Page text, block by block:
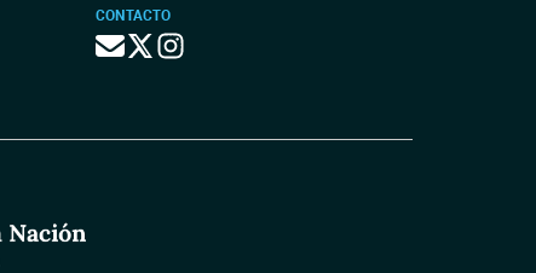
CONTACTO